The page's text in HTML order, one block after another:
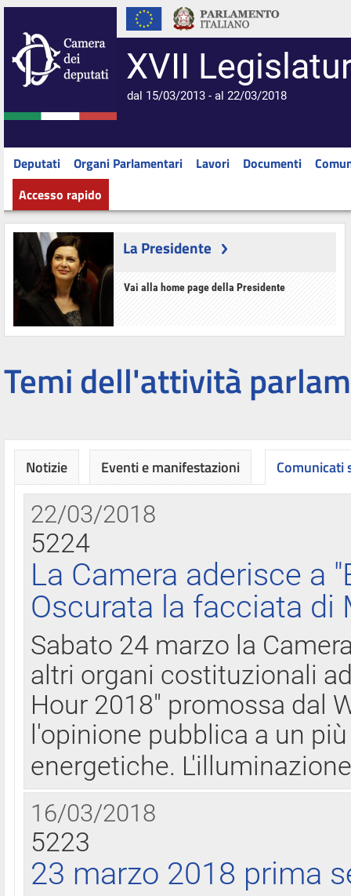
XVII
dal 15/03/2013 - al 22/03/2018
Deputati Organi Parlamentari Lavori Documenti
Accesso rapido
La Presidente
Vai alla home page della Presidente
Temi dell'attività
Notizie Eventi e manifestazioni Comunicati
22/03/2018
5224
La Camera aderisce a
Oscurata la facciata di
Sabato 24 marzo la
altri organi costituzionali
Hour 2018" promossa dal
l'opinione pubblica a un
energetiche.
16/03/2018
5223
23 marzo 2018 prima